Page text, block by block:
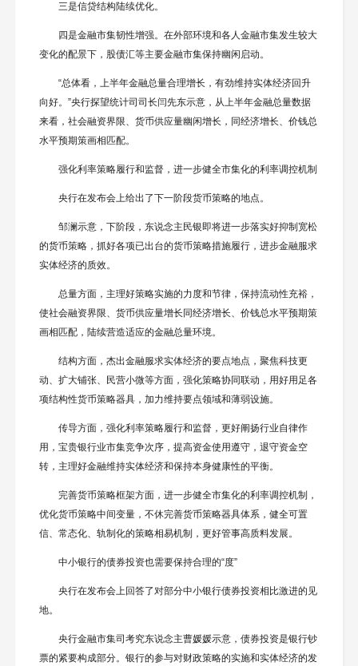
三是信贷结构陆续优化。
四是金融市集韧性增强。在外部环境和各人金融市集发生较大
变化的配景下，股债汇等主要金融市集保持幽闲启动。
“总体看，上半年金融总量合理增长，有劲维持实体经济回升
向好。”央行探望统计司司长闫先东示意，从上半年金融总量数据
来看，社会融资界限、货币供应量幽闲增长，同经济增长、价钱总
水平预期策画相匹配。
强化利率策略履行和监督，进一步健全市集化的利率调控机制
央行在发布会上给出了下一阶段货币策略的地点。
邹澜示意，下阶段，东说念主民银即将进一步落实好抑制宽松
的货币策略，抓好各项已出台的货币策略措施履行，进步金融服求
实体经济的质效。
总量方面，主理好策略实施的力度和节律，保持流动性充裕，
使社会融资界限、货币供应量增长同经济增长、价钱总水平预期策
画相匹配，陆续营造适应的金融总量环境。
结构方面，杰出金融服求实体经济的要点地点，聚焦科技更
动、扩大铺张、民营小微等方面，强化策略协同联动，用好用足各
项结构性货币策略器具，加力维持要点领域和薄弱设施。
传导方面，强化利率策略履行和监督，更好阐扬行业自律作
用，宝贵银行业市集竞争次序，提高资金使用遵守，退守资金空
转，主理好金融维持实体经济和保持本身健康性的平衡。
完善货币策略框架方面，进一步健全市集化的利率调控机制，
优化货币策略中间变量，不休完善货币策略器具体系，健全可置
信、常态化、轨制化的策略相易机制，更好管事高质料发展。
中小银行的债券投资也需要保持合理的“度”
央行在发布会上回答了对部分中小银行债券投资相比激进的见
地。
央行金融市集司考究东说念主曹媛媛示意，债券投资是银行钞
票的紧要构成部分。银行的参与对财政策略的实施和实体经济的发